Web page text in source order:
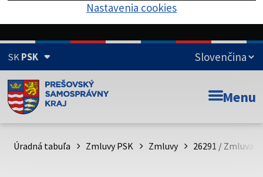
Nastavenia cookies
SKPSK
Doména psk.sk je oficiálna
Toto je oficiálna webová stránka Prešovského
psk.sk.
Menu
Úradná tabuľa Zmluvy PSK Zmluvy 26291 / Zmluva